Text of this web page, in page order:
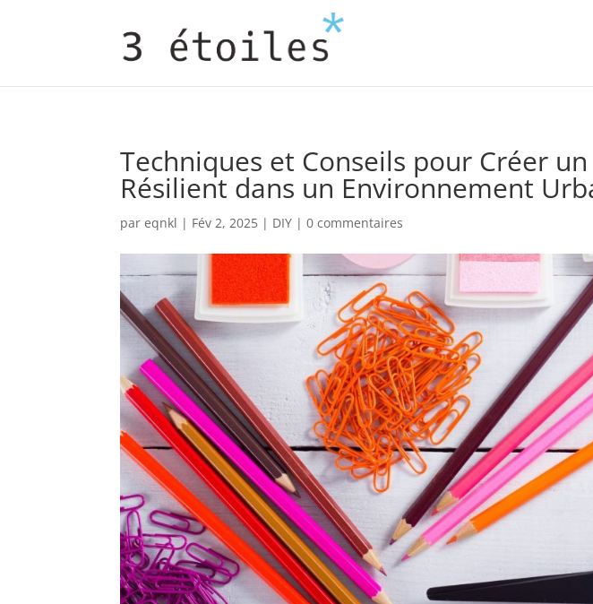
Techniques et Conseils pour Créer un
Résilient dans un Environnement
pareqnkl | Fév 2, 2025 | DIY |0 commentaires